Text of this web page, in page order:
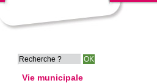
Vie municipale